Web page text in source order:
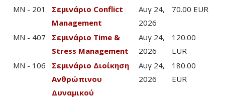
MN - 201
Σεμινάριο Conflict
Management
Αυγ 24,
2026
70.00 EUR
MN - 407
Σεμινάριο Time &
Stress Management
Αυγ 24,
2026
120.00
EUR
MN - 106
Σεμινάριο Διοίκηση
Ανθρώπινου
Δυναμικού
Αυγ 24,
2026
180.00
EUR